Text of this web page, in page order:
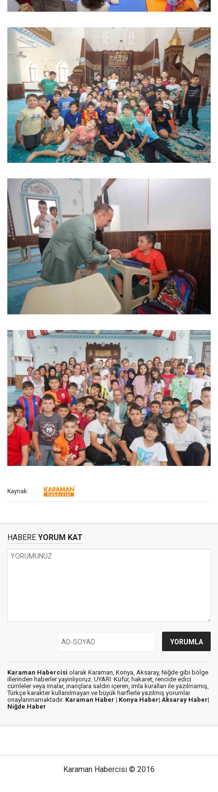
Kaynak:
HABERE YORUM KAT
Karaman Habercisi olarak Karaman, Konya, Aksaray, Niğde gibi bölge
illerinden haberler yayınlıyoruz. UYARI: Küfür, hakaret, rencide edici
cümleler veya imalar, inançlara saldırı içeren, imla kuralları ile yazılmamış,
Türkçe karakter kullanılmayan ve büyük harflerle yazılmış yorumlar
onaylanmamaktadır. Karaman Haber | Konya Haber| Aksaray Haber|
Niğde Haber
Karaman Habercisi © 2016